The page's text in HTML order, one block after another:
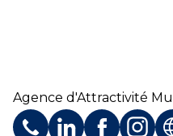
Agence d'Attractivité
TéléphoneProfil LinkedIn
ProfilProfil